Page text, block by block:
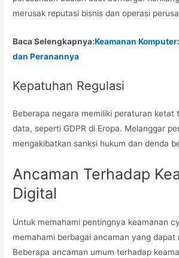
merusak reputasi bisnis dan operasi
Baca Selengkapnya:Keamanan
dan Peranannya
Kepatuhan Regulasi
Beberapa negara memiliki peraturan ketat
data, seperti GDPR di Eropa. Melanggar
mengakibatkan sanksi hukum dan denda
Ancaman Terhadap
Digital
Untuk memahami pentingnya keamanan
memahami berbagai ancaman yang dapat
Beberapa ancaman umum terhadap